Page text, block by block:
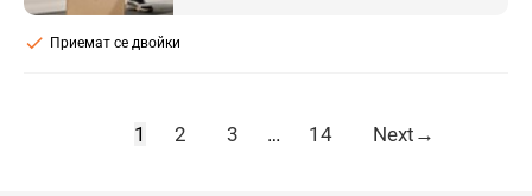
Приемат се двойки
check
1 2 3 … 14 Next →